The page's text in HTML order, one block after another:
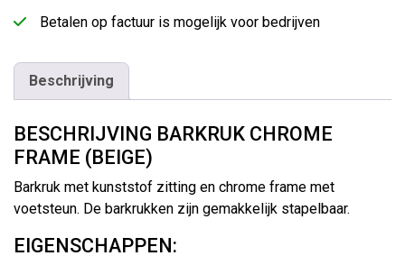
Betalen op factuur is mogelijk voor bedrijven
Beschrijving
BESCHRIJVING BARKRUK CHROME
FRAME (BEIGE)
Barkruk met kunststof zitting en chrome frame met
voetsteun. De barkrukken zijn gemakkelijk stapelbaar.
EIGENSCHAPPEN: